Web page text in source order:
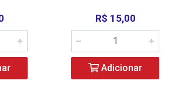
R$ 15,00
Adicionar